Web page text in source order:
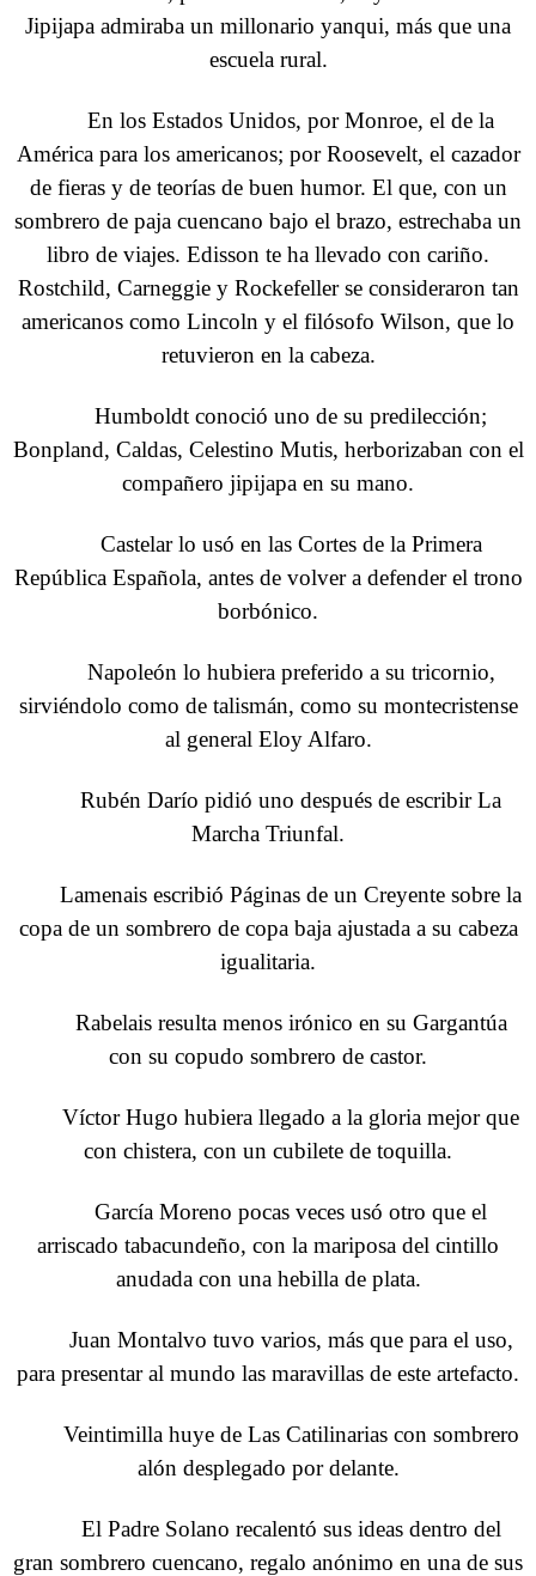
Jipijapa admiraba un millonario yanqui, más que una
escuela rural.
En los Estados Unidos, por Monroe, el de la
América para los americanos; por Roosevelt, el cazador
de fieras y de teorías de buen humor. El que, con un
sombrero de paja cuencano bajo el brazo, estrechaba un
libro de viajes. Edisson te ha llevado con cariño.
Rostchild, Carneggie y Rockefeller se consideraron tan
americanos como Lincoln y el filósofo Wilson, que lo
retuvieron en la cabeza.
Humboldt conoció uno de su predilección;
Bonpland, Caldas, Celestino Mutis, herborizaban con el
compañero jipijapa en su mano.
Castelar lo usó en las Cortes de la Primera
República Española, antes de volver a defender el trono
borbónico.
Napoleón lo hubiera preferido a su tricornio,
sirviéndolo como de talismán, como su montecristense
al general Eloy Alfaro.
Rubén Darío pidió uno después de escribir La
Marcha Triunfal.
Lamenais escribió Páginas de un Creyente sobre la
copa de un sombrero de copa baja ajustada a su cabeza
igualitaria.
Rabelais resulta menos irónico en su Gargantúa
con su copudo sombrero de castor.
Víctor Hugo hubiera llegado a la gloria mejor que
con chistera, con un cubilete de toquilla.
García Moreno pocas veces usó otro que el
arriscado tabacundeño, con la mariposa del cintillo
anudada con una hebilla de plata.
Juan Montalvo tuvo varios, más que para el uso,
para presentar al mundo las maravillas de este artefacto.
Veintimilla huye de Las Catilinarias con sombrero
alón desplegado por delante.
El Padre Solano recalentó sus ideas dentro del
gran sombrero cuencano, regalo anónimo en una de sus